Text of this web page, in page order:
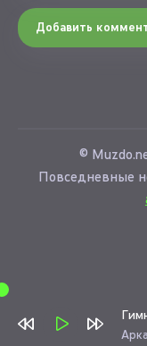
Добавить
©
Повседневные